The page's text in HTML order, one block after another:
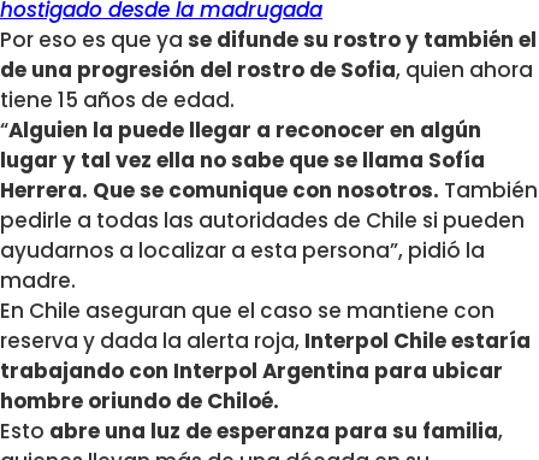
hostigado desde la madrugada
Por eso es que ya se difunde su rostro y también el
de una progresión del rostro de Sofia, quien ahora
tiene 15 años de edad.
“Alguien la puede llegar a reconocer en algún
lugar y tal vez ella no sabe que se llama Sofía
Herrera. Que se comunique con nosotros. También
pedirle a todas las autoridades de Chile si pueden
ayudarnos a localizar a esta persona”, pidió la
madre.
En Chile aseguran que el caso se mantiene con
reserva y dada la alerta roja, Interpol Chile estaría
trabajando con Interpol Argentina para ubicar
hombre oriundo de Chiloé.
Esto abre una luz de esperanza para su familia,